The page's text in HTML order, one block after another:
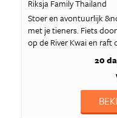
Riksja Family Thailand
Stoer en avontuurlijk
met je tieners. Fiets
op de River Kwai en raft
20